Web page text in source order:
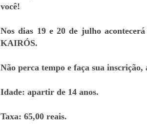
você!
Nos dias 19 e 20 de julho
KAIRÓS.
Não perca tempo e faça sua inscrição,
Idade: apartir de 14 anos.
Taxa: 65,00 reais.